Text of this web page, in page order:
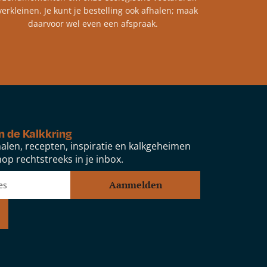
Je kunt je bestelling ook afhalen; maak
daarvoor wel even een afspraak.
de Kalkkring
recepten, inspiratie en kalkgeheimen
rechtstreeks in je inbox.
Aanmelden